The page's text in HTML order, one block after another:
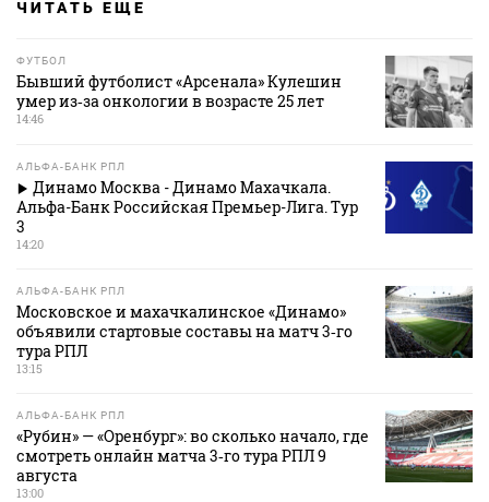
ЧИТАТЬ ЕЩЕ
ФУТБОЛ
Бывший футболист «Арсенала» Кулешин
умер из‑за онкологии в возрасте 25 лет
14:46
АЛЬФА-БАНК РПЛ
Динамо Москва - Динамо Махачкала.
Альфа-Банк Российская Премьер-Лига. Тур
3
14:20
АЛЬФА-БАНК РПЛ
Московское и махачкалинское «Динамо»
объявили стартовые составы на матч 3‑го
тура РПЛ
13:15
АЛЬФА-БАНК РПЛ
«Рубин» — «Оренбург»: во сколько начало, где
смотреть онлайн матча 3‑го тура РПЛ 9
августа
13:00